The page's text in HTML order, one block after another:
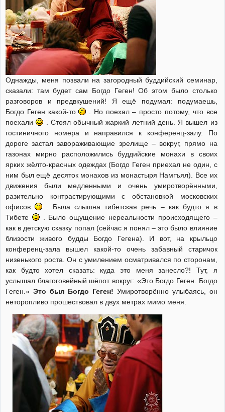
Однажды, меня позвали на загородный буддийский семинар,
сказали: там будет сам Богдо Геген! Об этом было столько
разговоров и предвкушений! Я ещё подумал: подумаешь,
Богдо Геген какой-то
. Но поехал – просто потому, что все
поехали
. Стоял обычный жаркий летний день. Я вышел из
гостиничного номера и направился к конференц-залу. По
дороге застал завораживающие зрелище – вокруг, прямо на
газонах мирно расположились буддийские монахи в своих
ярких жёлто-красных одеждах (Богдо Геген приехал не один, с
ним был ещё десяток монахов из монастыря Намгъял). Все их
движения были медленными и очень умиротворёнными,
разительно контрастирующими с обстановкой московских
офисов
. Была слышна тибетская речь – как будто я в
Тибете
. Было ощущение нереальности происходящего –
как в детскую сказку попал (сейчас я понял – это было влияние
близости живого будды Богдо Гегена). И вот, на крыльцо
конференц-зала вышел какой-то очень забавный старичок
низенького роста. Он с умилением осматривался по сторонам,
как будто хотел сказать: куда это меня занесло?! Тут, я
услышал благоговейный шёпот вокруг: «Это Богдо Геген. Богдо
Геген.» Это был Богдо Геген! Умиротворённо улыбаясь, он
неторопливо прошествовал в двух метрах мимо меня.